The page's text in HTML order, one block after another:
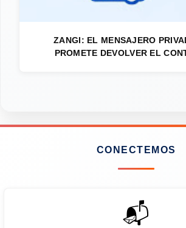
ZANGI: EL MENSAJERO
PROMETE DEVOLVER EL
CONECTEMOS
📬